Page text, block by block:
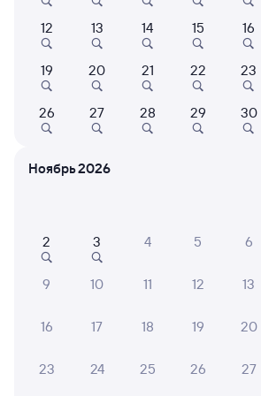
от 2 ⁠150 ⁠₽ 9 ⁠037 ⁠₽
Выберите дату
454С Проходящий
из Керчи-Южной (Новый Парк)
08:10
от 1 ⁠541 ⁠₽ 2 ⁠124 ⁠₽
Выберите дату
12 13 14 15 16
19 20 21 22 23
26 27 28 29 30
Ноябрь 2026
2 3 4 5 6
9 10 11 12 13
16 17 18 19 20
23 24 25 26 27